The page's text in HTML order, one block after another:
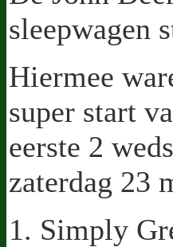
sleepwagen
Hiermee
super start
eerste 2
zaterdag 23
1. Simply